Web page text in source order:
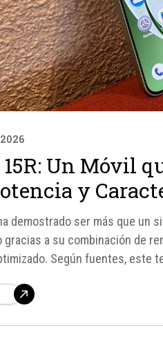
15R: Un Móvil
y
demostrado ser más que
a su combinación de
Según fuentes, este